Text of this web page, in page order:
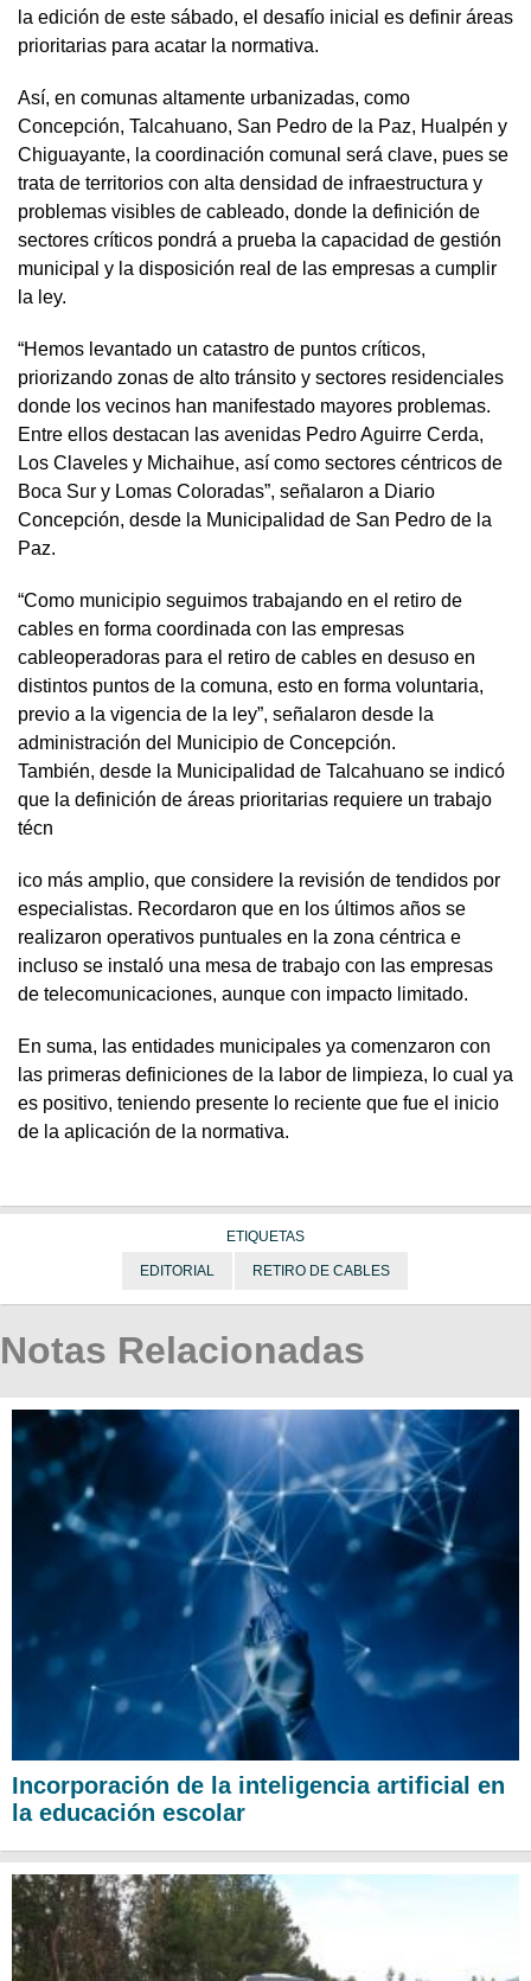
la edición de este sábado, el desafío inicial es definir áreas
prioritarias para acatar la normativa.
Así, en comunas altamente urbanizadas, como
Concepción, Talcahuano, San Pedro de la Paz, Hualpén y
Chiguayante, la coordinación comunal será clave, pues se
trata de territorios con alta densidad de infraestructura y
problemas visibles de cableado, donde la definición de
sectores críticos pondrá a prueba la capacidad de gestión
municipal y la disposición real de las empresas a cumplir
la ley.
“Hemos levantado un catastro de puntos críticos,
priorizando zonas de alto tránsito y sectores residenciales
donde los vecinos han manifestado mayores problemas.
Entre ellos destacan las avenidas Pedro Aguirre Cerda,
Los Claveles y Michaihue, así como sectores céntricos de
Boca Sur y Lomas Coloradas”, señalaron a Diario
Concepción, desde la Municipalidad de San Pedro de la
Paz.
“Como municipio seguimos trabajando en el retiro de
cables en forma coordinada con las empresas
cableoperadoras para el retiro de cables en desuso en
distintos puntos de la comuna, esto en forma voluntaria,
previo a la vigencia de la ley”, señalaron desde la
administración del Municipio de Concepción.
También, desde la Municipalidad de Talcahuano se indicó
que la definición de áreas prioritarias requiere un trabajo
técn
ico más amplio, que considere la revisión de tendidos por
especialistas. Recordaron que en los últimos años se
realizaron operativos puntuales en la zona céntrica e
incluso se instaló una mesa de trabajo con las empresas
de telecomunicaciones, aunque con impacto limitado.
En suma, las entidades municipales ya comenzaron con
las primeras definiciones de la labor de limpieza, lo cual ya
es positivo, teniendo presente lo reciente que fue el inicio
de la aplicación de la normativa.
ETIQUETAS
EDITORIAL RETIRO DE CABLES
Notas Relacionadas
Incorporación de la inteligencia artificial en
la educación escolar